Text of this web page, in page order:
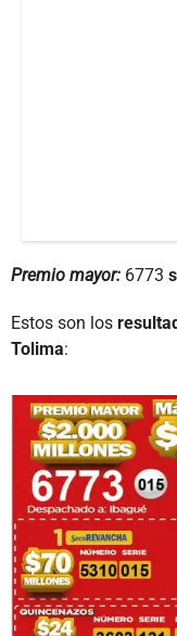
Premio mayor: 6773
Estos son los
Tolima: